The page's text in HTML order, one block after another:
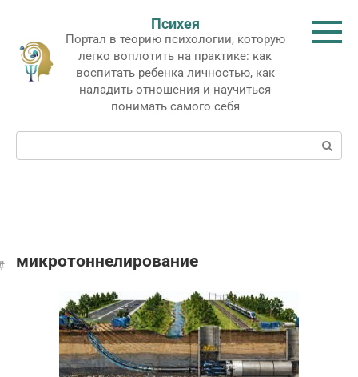
контенту
Психея
Портал в теорию психологии, которую
легко воплотить на практике: как
воспитать ребенка личностью, как
наладить отношения и научиться
понимать самого себя
Поиск:
микротоннелирование